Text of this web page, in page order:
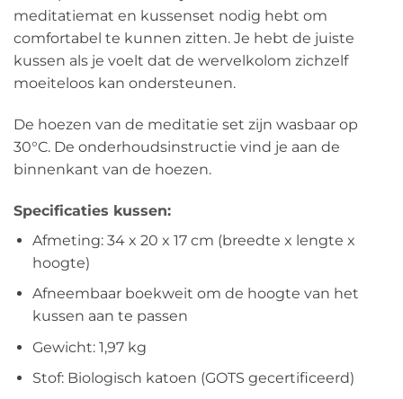
meditatiemat en kussenset nodig hebt om
comfortabel te kunnen zitten. Je hebt de juiste
kussen als je voelt dat de wervelkolom zichzelf
moeiteloos kan ondersteunen.
De hoezen van de meditatie set zijn wasbaar op
30°C. De onderhoudsinstructie vind je aan de
binnenkant van de hoezen.
Specificaties kussen:
Afmeting: 34 x 20 x 17 cm (breedte x lengte x
hoogte)
Afneembaar boekweit om de hoogte van het
kussen aan te passen
Gewicht: 1,97 kg
Stof: Biologisch katoen (GOTS gecertificeerd)